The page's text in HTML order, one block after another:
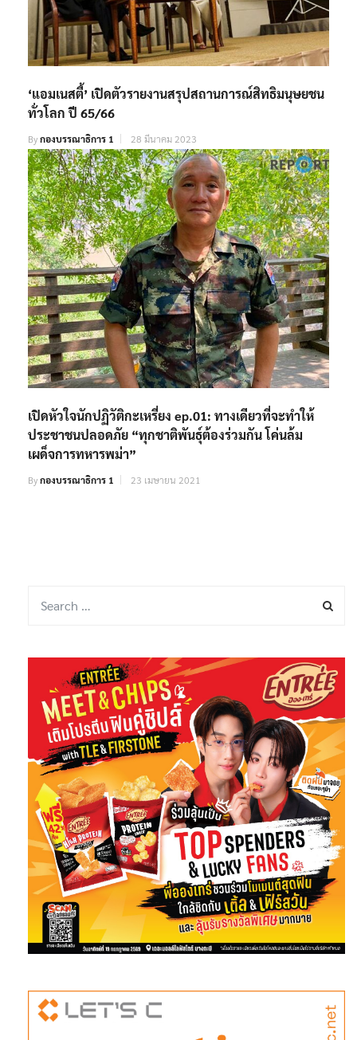
‘แอมเนสตี้’ เปิดตัวรายงานสรุปสถานการณ์สิทธิมนุษยชน
ทั่วโลก ปี 65/66
Byกองบรรณาธิการ 1 28 มีนาคม 2023
เปิดหัวใจนักปฏิวัติกะเหรี่ยง ep.01: ทางเดียวที่จะทำให้
ประชาชนปลอดภัย “ทุกชาติพันธ์ุต้องร่วมกัน โค่นล้ม
เผด็จการทหารพม่า”
Byกองบรรณาธิการ 1 23 เมษายน 2021